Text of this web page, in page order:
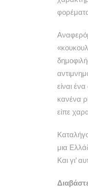
είναι
κανένα
είπε
μια
Και γι’